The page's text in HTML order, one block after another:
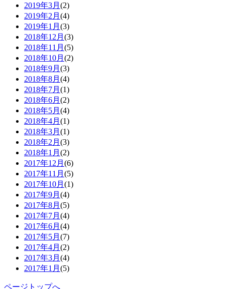
2019年3月 (2)
2019年2月 (4)
2019年1月 (3)
2018年12月 (3)
2018年11月 (5)
2018年10月 (2)
2018年9月 (3)
2018年8月 (4)
2018年7月 (1)
2018年6月 (2)
2018年5月 (4)
2018年4月 (1)
2018年3月 (1)
2018年2月 (3)
2018年1月 (2)
2017年12月 (6)
2017年11月 (5)
2017年10月 (1)
2017年9月 (4)
2017年8月 (5)
2017年7月 (4)
2017年6月 (4)
2017年5月 (7)
2017年4月 (2)
2017年3月 (4)
2017年1月 (5)
ページトップへ